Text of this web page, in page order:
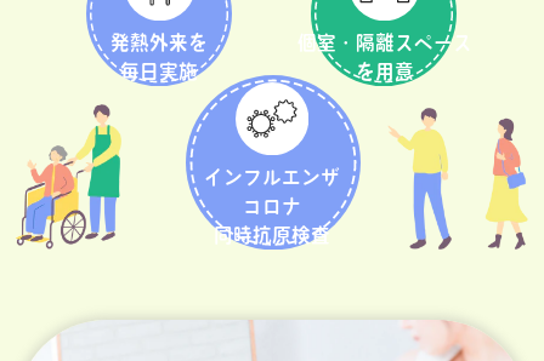
発熱外来を
毎日実施
個室・隔離スペース
を用意
インフルエンザ
コロナ
同時抗原検査